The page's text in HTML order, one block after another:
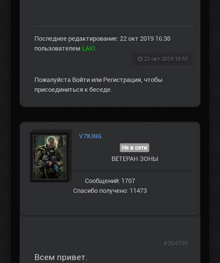
Последнее редактирование: 22 окт 2019 16:38
пользователем LAKI.
22 окт 2019 15:57
Пожалуйста Войти или Регистрация, чтобы
присоединиться к беседе.
V7KING
Не в сети
ВЕТЕРАН ЗOНЫ
Сообщений: 1707
Спасибо получено: 11473
Всем привет.
#264799